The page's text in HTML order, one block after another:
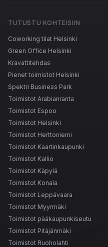
TUTUSTU KOHTEISIIN
Coworking tilat Helsinki
Green Office Helsinki
Kravattitehdas
Pienet toimistot Helsinki
Spektri Business Park
Toimistot Arabianranta
Toimistot Espoo
Toimistot Helsinki
Toimistot Herttoniemi
Toimistot Kaartinkaupunki
Toimistot Kallio
Toimistot Käpylä
Toimistot Konala
Toimistot Leppävaara
Toimistot Myyrmäki
Toimistot pääkaupunkiseutu
Toimistot Pitäjänmäki
Toimistot Ruoholahti